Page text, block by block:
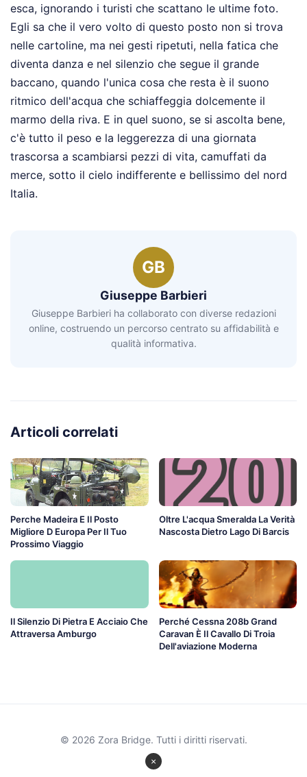
esca, ignorando i turisti che scattano le ultime foto.
Egli sa che il vero volto di questo posto non si trova
nelle cartoline, ma nei gesti ripetuti, nella fatica che
diventa danza e nel silenzio che segue il grande
baccano, quando l'unica cosa che resta è il suono
ritmico dell'acqua che schiaffeggia dolcemente il
marmo della riva. E in quel suono, se si ascolta bene,
c'è tutto il peso e la leggerezza di una giornata
trascorsa a scambiarsi pezzi di vita, camuffati da
merce, sotto il cielo indifferente e bellissimo del nord
Italia.
GB
Giuseppe Barbieri
Giuseppe Barbieri ha collaborato con diverse redazioni
online, costruendo un percorso centrato su affidabilità e
qualità informativa.
Articoli correlati
Perche Madeira E Il Posto
Migliore D Europa Per Il Tuo
Prossimo Viaggio
Oltre L'acqua Smeralda La Verità
Nascosta Dietro Lago Di Barcis
Il Silenzio Di Pietra E Acciaio Che
Attraversa Amburgo
Perché Cessna 208b Grand
Caravan È Il Cavallo Di Troia
Dell'aviazione Moderna
×
© 2026 Zora Bridge. Tutti i diritti riservati.